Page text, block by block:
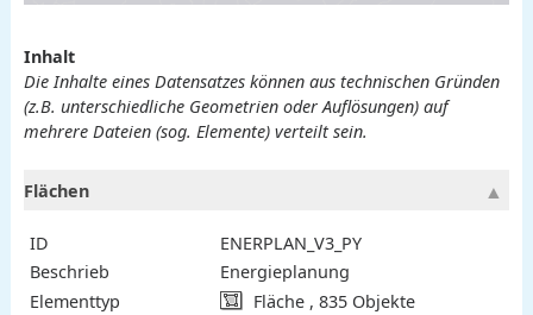
Inhalt
Die Inhalte eines Datensatzes können aus technischen Gründen
(z.B. unterschiedliche Geometrien oder Auflösungen) auf
mehrere Dateien (sog. Elemente) verteilt sein.
Flächen
ID
ENERPLAN_V3_PY
Beschrieb
Energieplanung
Elementtyp
Fläche , 835 Objekte